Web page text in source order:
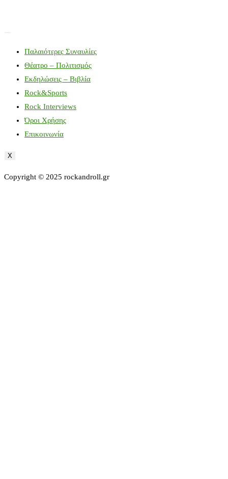
Παλαιότερες Συναυλίες
Θέατρο – Πολιτισμός
Εκδηλώσεις – Βιβλία
Rock&Sports
Rock Interviews
Όροι Χρήσης
Επικοινωνία
X
Copyright © 2025 rockandroll.gr